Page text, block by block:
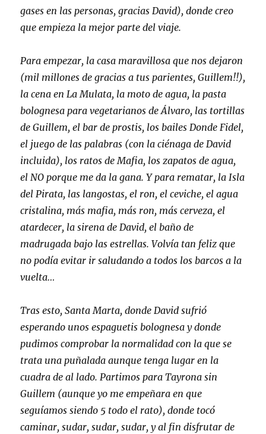
gases en las personas, gracias David), donde creo
que empieza la mejor parte del viaje.
Para empezar, la casa maravillosa que nos dejaron
(mil millones de gracias a tus parientes, Guillem!!),
la cena en La Mulata, la moto de agua, la pasta
bolognesa para vegetarianos de Álvaro, las tortillas
de Guillem, el bar de prostis, los bailes Donde Fidel,
el juego de las palabras (con la ciénaga de David
incluida), los ratos de Mafia, los zapatos de agua,
el NO porque me da la gana. Y para rematar, la Isla
del Pirata, las langostas, el ron, el ceviche, el agua
cristalina, más mafia, más ron, más cerveza, el
atardecer, la sirena de David, el baño de
madrugada bajo las estrellas. Volvía tan feliz que
no podía evitar ir saludando a todos los barcos a la
vuelta…
Tras esto, Santa Marta, donde David sufrió
esperando unos espaguetis bolognesa y donde
pudimos comprobar la normalidad con la que se
trata una puñalada aunque tenga lugar en la
cuadra de al lado. Partimos para Tayrona sin
Guillem (aunque yo me empeñara en que
seguíamos siendo 5 todo el rato), donde tocó
caminar, sudar, sudar, sudar, y al fin disfrutar de